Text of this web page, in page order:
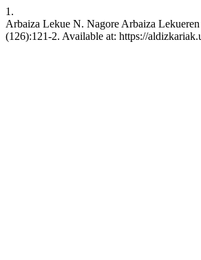
1.
Arbaiza Lekue N. Nagore Arbaiza
(126):121-2. Available at: https://